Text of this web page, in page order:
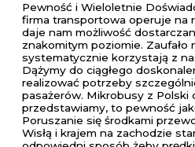
Pewność i Wieloletnie
firma transportowa operuje na
daje nam możliwość
znakomitym poziomie.
systematycznie korzystają z
Dążymy do ciągłego
realizować potrzeby
pasażerów. Mikrobusy z Polski
przedstawiamy, to pewność
Poruszanie się środkami
Wisłą i krajem na zachodzie